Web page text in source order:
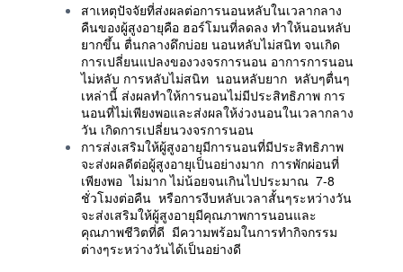
สาเหตุปัจจัยที่ส่งผลต่อการนอนหลับในเวลากลาง
คืนของผู้สูงอายุคือ ฮอร์โมนที่ลดลง ทำให้นอนหลับ
ยากขึ้น ตื่นกลางดึกบ่อย นอนหลับไม่สนิท จนเกิด
การเปลี่ยนแปลงของวงจรการนอน อาการการนอน
ไม่หลับ การหลับไม่สนิท นอนหลับยาก หลับๆตื่นๆ
เหล่านี้ ส่งผลทำให้การนอนไม่มีประสิทธิภาพ การ
นอนที่ไม่เพียงพอและส่งผลให้ง่วงนอนในเวลากลาง
วัน เกิดการเปลี่ยนวงจรการนอน
การส่งเสริมให้ผู้สูงอายุมีการนอนที่มีประสิทธิภาพ
จะส่งผลดีต่อผู้สูงอายุเป็นอย่างมาก การพักผ่อนที่
เพียงพอ ไม่มาก ไม่น้อยจนเกินไปประมาณ 7-8
ชั่วโมงต่อคืน หรือการงีบหลับเวลาสั้นๆระหว่างวัน
จะส่งเสริมให้ผู้สูงอายุมีคุณภาพการนอนและ
คุณภาพชีวิตที่ดี มีความพร้อมในการทำกิจกรรม
ต่างๆระหว่างวันได้เป็นอย่างดี